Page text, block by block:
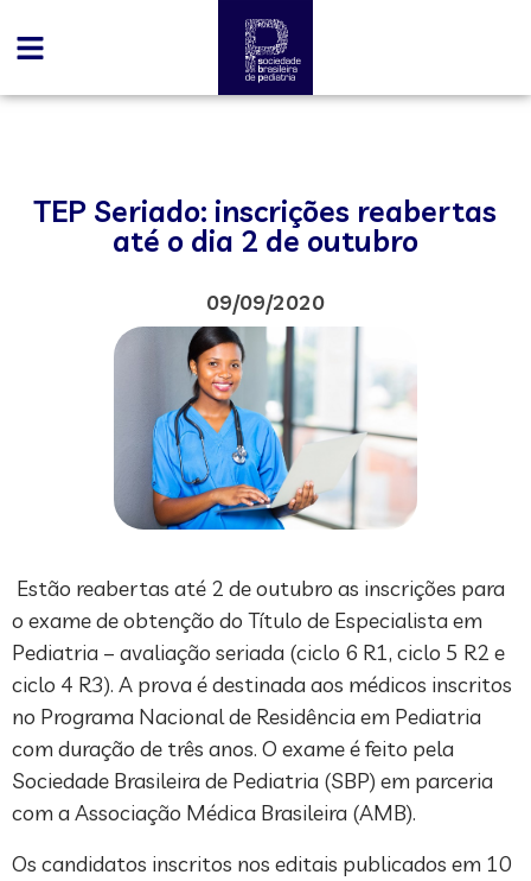
TEP Seriado: inscrições reabertas
até o dia 2 de outubro
09/09/2020
Estão reabertas até 2 de outubro as inscrições para
o exame de obtenção do Título de Especialista em
Pediatria – avaliação seriada (ciclo 6 R1, ciclo 5 R2 e
ciclo 4 R3). A prova é destinada aos médicos inscritos
no Programa Nacional de Residência em Pediatria
com duração de três anos. O exame é feito pela
Sociedade Brasileira de Pediatria (SBP) em parceria
com a Associação Médica Brasileira (AMB).
Os candidatos inscritos nos editais publicados em 10